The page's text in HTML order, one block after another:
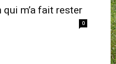
m’a fait rester
0